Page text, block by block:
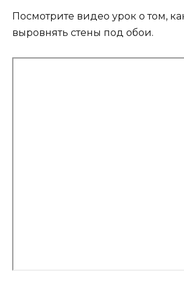
Посмотрите видео урок о том,
выровнять стены под обои.